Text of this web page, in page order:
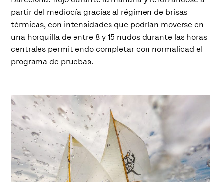
partir del mediodía gracias al régimen de brisas
térmicas, con intensidades que podrían moverse en
una horquilla de entre 8 y 15 nudos durante las horas
centrales permitiendo completar con normalidad el
programa de pruebas.